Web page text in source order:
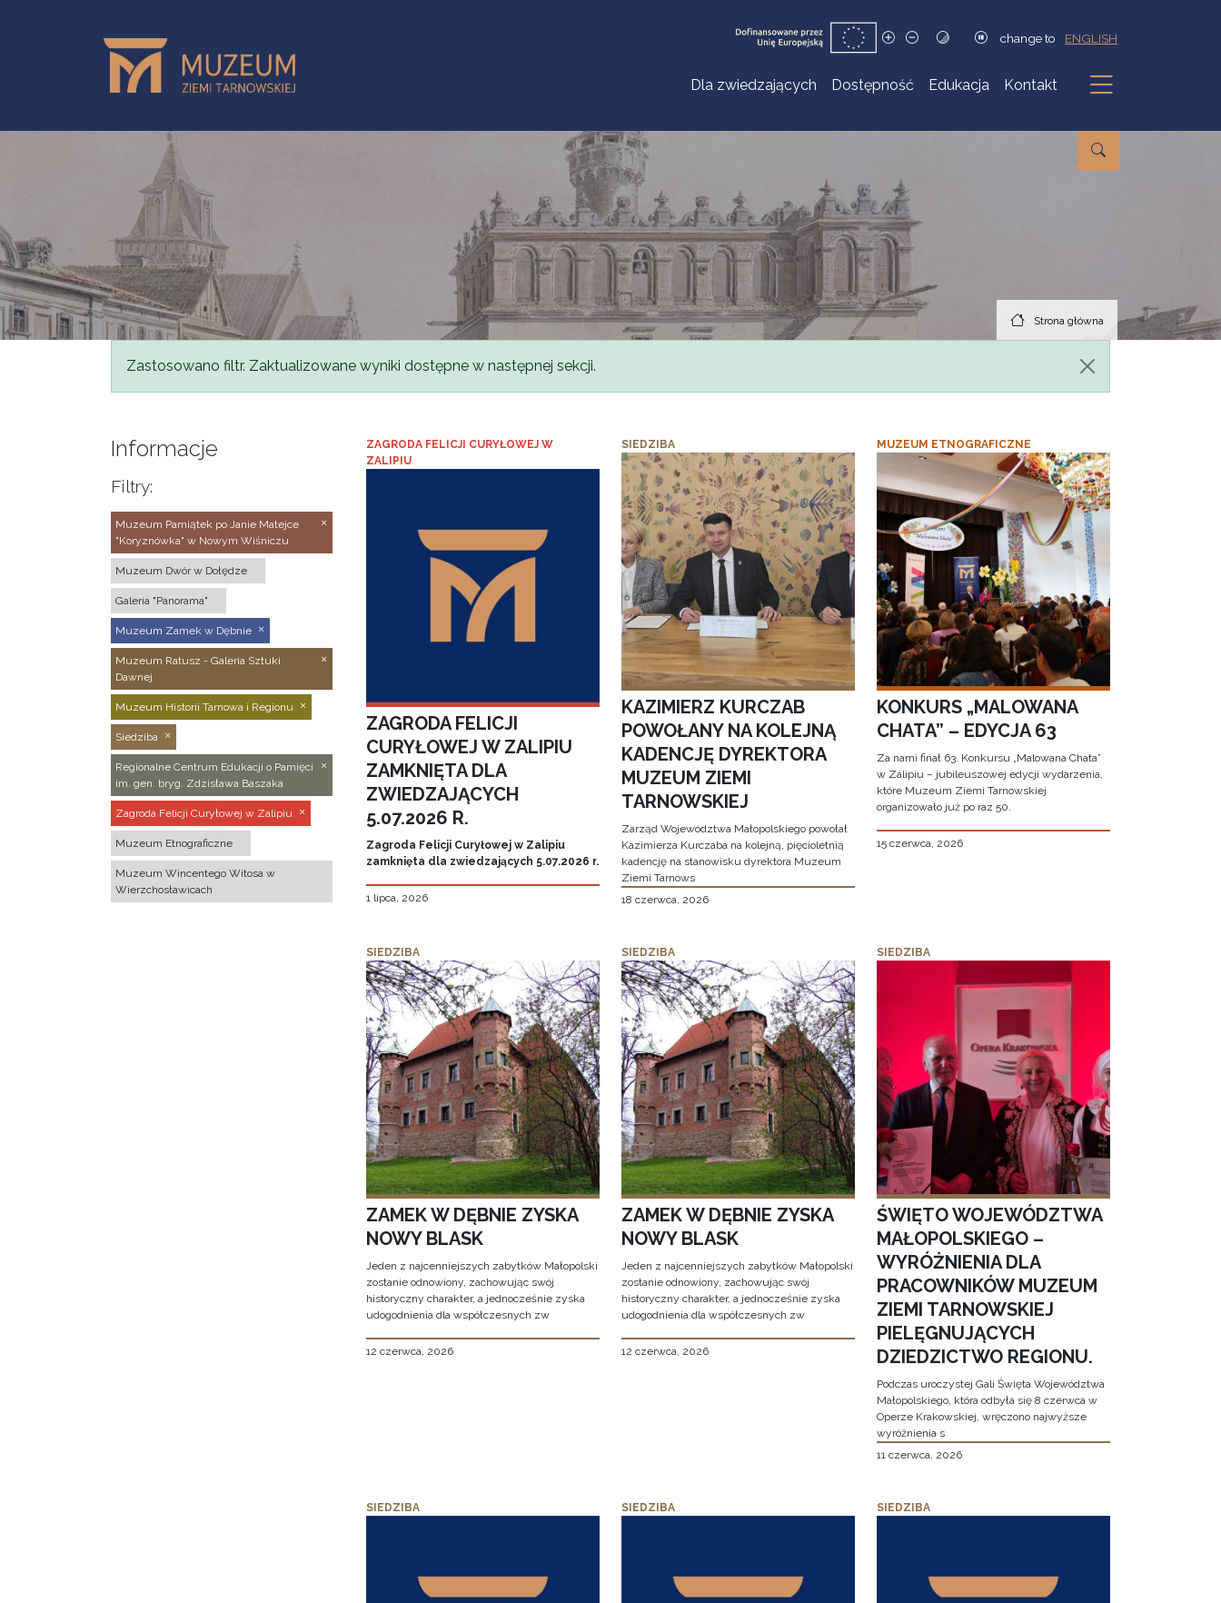
change to ENGLISH
Dla zwiedzających Dostępność Edukacja Kontakt
Podmenu
Strona główna
Komunikat
Zastosowano filtr. Zaktualizowane wyniki dostępne w następnej sekcji.
Informacje
Filtry:
Muzeum Pamiątek po Janie Matejce
"Koryznówka" w Nowym Wiśniczu
Muzeum Dwór w Dołędze
Galeria "Panorama"
Muzeum Zamek w Dębnie
Muzeum Ratusz - Galeria Sztuki
Dawnej
Muzeum Historii Tarnowa i Regionu
Siedziba
Regionalne Centrum Edukacji o Pamięci
im. gen. bryg. Zdzisława Baszaka
Zagroda Felicji Curyłowej w Zalipiu
Muzeum Etnograficzne
Muzeum Wincentego Witosa w
Wierzchosławicach
ZAGRODA FELICJI CURYŁOWEJ W
ZALIPIU
ZAGRODA FELICJI
CURYŁOWEJ W ZALIPIU
ZAMKNIĘTA DLA
ZWIEDZAJĄCYCH
5.07.2026 R.
Zagroda Felicji Curyłowej w Zalipiu
zamknięta dla zwiedzających 5.07.2026 r.
1 lipca, 2026
SIEDZIBA
KAZIMIERZ KURCZAB
POWOŁANY NA KOLEJNĄ
KADENCJĘ DYREKTORA
MUZEUM ZIEMI
TARNOWSKIEJ
Zarząd Województwa Małopolskiego powołał
Kazimierza Kurczaba na kolejną, pięcioletnią
kadencję na stanowisku dyrektora Muzeum
Ziemi Tarnows
18 czerwca, 2026
MUZEUM ETNOGRAFICZNE
KONKURS „MALOWANA
CHATA” – EDYCJA 63
Za nami finał 63. Konkursu „Malowana Chata”
w Zalipiu – jubileuszowej edycji wydarzenia,
które Muzeum Ziemi Tarnowskiej
organizowało już po raz 50.
15 czerwca, 2026
SIEDZIBA
ZAMEK W DĘBNIE ZYSKA
NOWY BLASK
Jeden z najcenniejszych zabytków Małopolski
zostanie odnowiony, zachowując swój
historyczny charakter, a jednocześnie zyska
udogodnienia dla współczesnych zw
12 czerwca, 2026
SIEDZIBA
ZAMEK W DĘBNIE ZYSKA
NOWY BLASK
Jeden z najcenniejszych zabytków Małopolski
zostanie odnowiony, zachowując swój
historyczny charakter, a jednocześnie zyska
udogodnienia dla współczesnych zw
12 czerwca, 2026
SIEDZIBA
ŚWIĘTO WOJEWÓDZTWA
MAŁOPOLSKIEGO –
WYRÓŻNIENIA DLA
PRACOWNIKÓW MUZEUM
ZIEMI TARNOWSKIEJ
PIELĘGNUJĄCYCH
DZIEDZICTWO REGIONU.
Podczas uroczystej Gali Święta Województwa
Małopolskiego, która odbyła się 8 czerwca w
Operze Krakowskiej, wręczono najwyższe
wyróżnienia s
11 czerwca, 2026
SIEDZIBA SIEDZIBA SIEDZIBA